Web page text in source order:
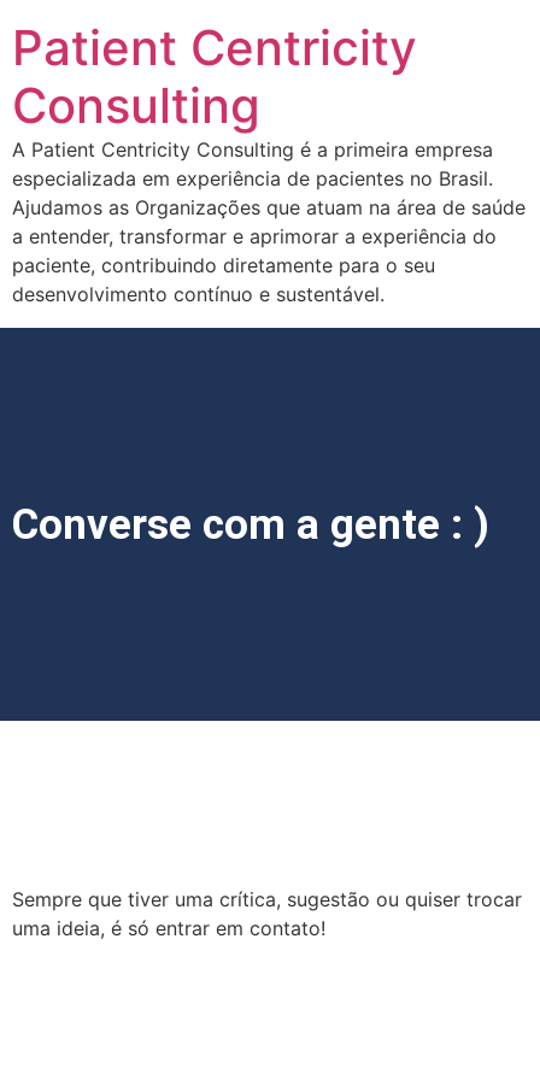
Patient Centricity
Consulting
A Patient Centricity Consulting é a primeira empresa
especializada em experiência de pacientes no Brasil.
Ajudamos as Organizações que atuam na área de saúde
a entender, transformar e aprimorar a experiência do
paciente, contribuindo diretamente para o seu
desenvolvimento contínuo e sustentável.
Converse com a gente : )
Sempre que tiver uma crítica, sugestão ou quiser trocar
uma ideia, é só entrar em contato!